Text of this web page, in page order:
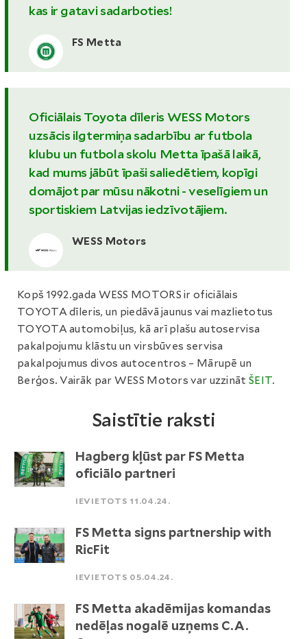
kas ir gatavi sadarboties!
FS Metta
Oficiālais Toyota dīleris WESS Motors
uzsācis ilgtermiņa sadarbību ar futbola
klubu un futbola skolu Metta īpašā laikā,
kad mums jābūt īpaši saliedētiem, kopīgi
domājot par mūsu nākotni - veselīgiem un
sportiskiem Latvijas iedzīvotājiem.
WESS Motors
Kopš 1992.gada WESS MOTORS ir oficiālais
TOYOTA dīleris, un piedāvā jaunus vai mazlietotus
TOYOTA automobiļus, kā arī plašu autoservisa
pakalpojumu klāstu un virsbūves servisa
pakalpojumus divos autocentros – Mārupē un
Berģos. Vairāk par WESS Motors var uzzināt ŠEIT.
Saistītie raksti
Hagberg kļūst par FS Metta
oficiālo partneri
IEVIETOTS 11.04.24.
FS Metta signs partnership with
RicFit
IEVIETOTS 05.04.24.
FS Metta akadēmijas komandas
nedēļas nogalē uzņems C.A.